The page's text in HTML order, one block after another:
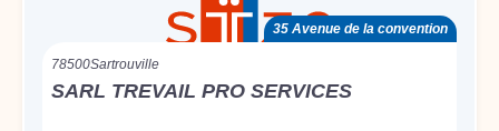
35 Avenue de la convention
78500Sartrouville
SARL TREVAIL PRO SERVICES